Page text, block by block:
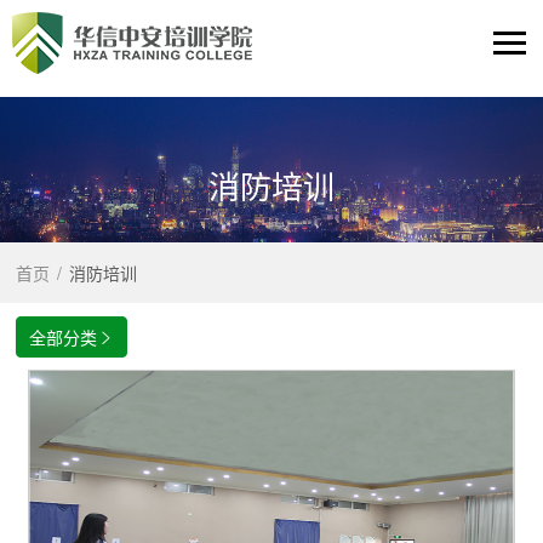
消防培训
首页 / 消防培训
全部分类 